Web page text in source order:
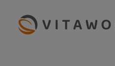
Hauptinhalt springen
Zur Suche springen
Zur Hauptnavigation